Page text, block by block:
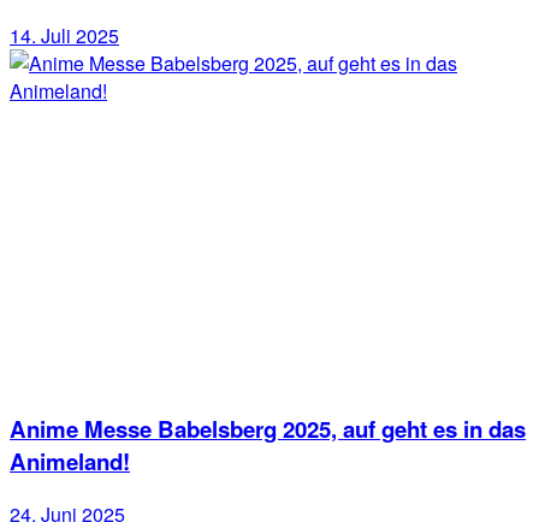
14. Juli 2025
Anime Messe Babelsberg 2025, auf geht es in das
Animeland!
24. Juni 2025